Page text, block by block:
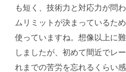
も短く、技術力と対応力が問
ムリミットが決まっているた
使っていますね。想像以上に
しましたが、初めて間近でレ
れまでの苦労を忘れるくらい